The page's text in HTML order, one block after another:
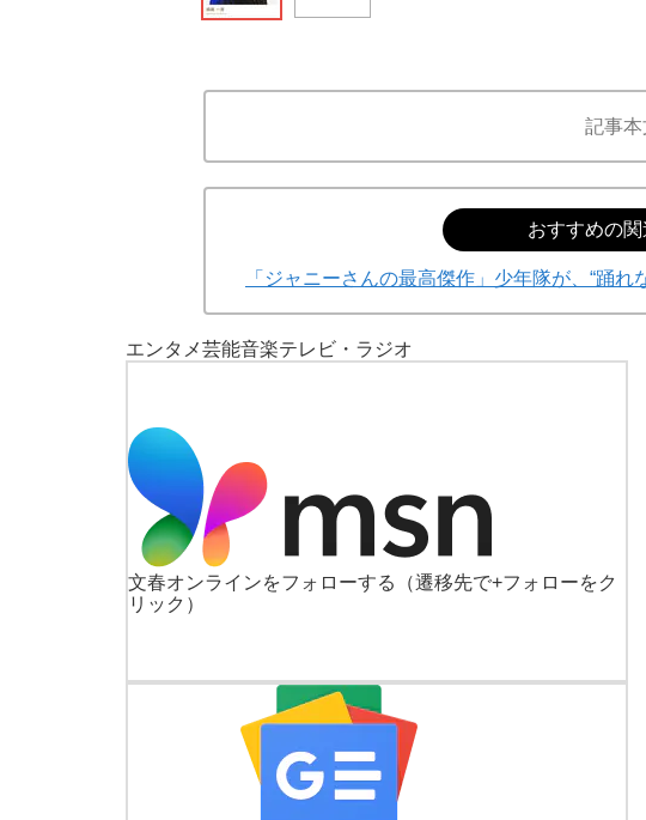
記事本
おすすめの
「ジャニーさんの最高傑作」少年隊が、“踊
エンタメ芸能音楽テレビ・ラジオ
文春オンラインをフォローする
（遷移先で+フォローをク
リック）